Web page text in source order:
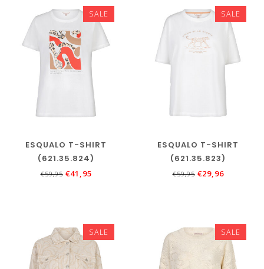
SALE
ESQUALO T-SHIRT
(621.35.824)
€59,95 €41,95
SALE
ESQUALO T-SHIRT
(621.35.823)
€59,95 €29,96
SALE SALE